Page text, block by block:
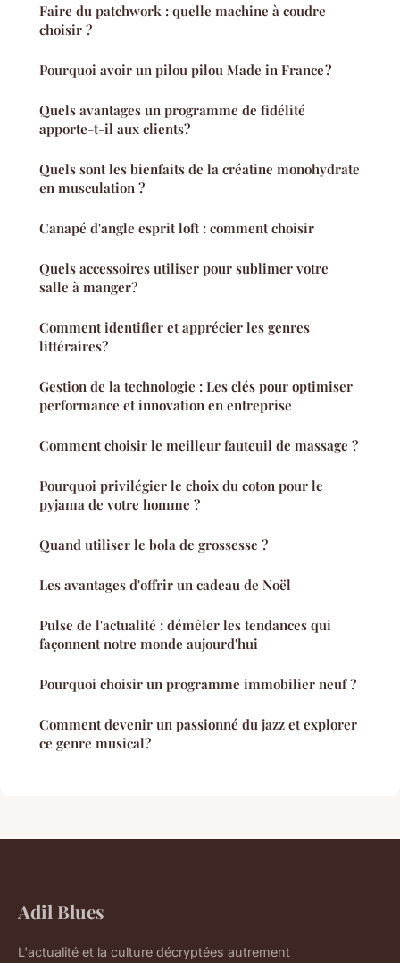
Faire du patchwork : quelle machine à coudre
choisir ?
Pourquoi avoir un pilou pilou Made in France ?
Quels avantages un programme de fidélité
apporte-t-il aux clients?
Quels sont les bienfaits de la créatine monohydrate
en musculation ?
Canapé d'angle esprit loft : comment choisir
Quels accessoires utiliser pour sublimer votre
salle à manger?
Comment identifier et apprécier les genres
littéraires?
Gestion de la technologie : Les clés pour optimiser
performance et innovation en entreprise
Comment choisir le meilleur fauteuil de massage ?
Pourquoi privilégier le choix du coton pour le
pyjama de votre homme ?
Quand utiliser le bola de grossesse ?
Les avantages d'offrir un cadeau de Noël
Pulse de l'actualité : démêler les tendances qui
façonnent notre monde aujourd'hui
Pourquoi choisir un programme immobilier neuf ?
Comment devenir un passionné du jazz et explorer
ce genre musical?
Adil Blues
L'actualité et la culture décryptées autrement